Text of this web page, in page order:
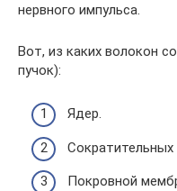
нервного импульса.
Вот, из каких волокон
пучок):
Ядер.
Сократительных
Покровной